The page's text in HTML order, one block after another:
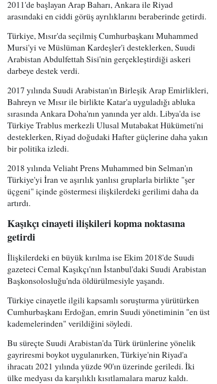
2011'de başlayan Arap Baharı, Ankara ile Riyad
arasındaki en ciddi görüş ayrılıklarını beraberinde getirdi.
Türkiye, Mısır'da seçilmiş Cumhurbaşkanı Muhammed
Mursi'yi ve Müslüman Kardeşler'i desteklerken, Suudi
Arabistan Abdulfettah Sisi'nin gerçekleştirdiği askeri
darbeye destek verdi.
2017 yılında Suudi Arabistan'ın Birleşik Arap Emirlikleri,
Bahreyn ve Mısır ile birlikte Katar'a uyguladığı abluka
sırasında Ankara Doha'nın yanında yer aldı. Libya'da ise
Türkiye Trablus merkezli Ulusal Mutabakat Hükümeti'ni
desteklerken, Riyad doğudaki Hafter güçlerine daha yakın
bir politika izledi.
2018 yılında Veliaht Prens Muhammed bin Selman'ın
Türkiye'yi İran ve aşırılık yanlısı gruplarla birlikte "şer
üçgeni" içinde göstermesi ilişkilerdeki gerilimi daha da
artırdı.
Kaşıkçı cinayeti ilişkileri kopma noktasına
getirdi
İlişkilerdeki en büyük kırılma ise Ekim 2018'de Suudi
gazeteci Cemal Kaşıkçı'nın İstanbul'daki Suudi Arabistan
Başkonsolosluğu'nda öldürülmesiyle yaşandı.
Türkiye cinayetle ilgili kapsamlı soruşturma yürütürken
Cumhurbaşkanı Erdoğan, emrin Suudi yönetiminin "en üst
kademelerinden" verildiğini söyledi.
Bu süreçte Suudi Arabistan'da Türk ürünlerine yönelik
gayriresmi boykot uygulanırken, Türkiye'nin Riyad'a
ihracatı 2021 yılında yüzde 90'ın üzerinde geriledi. İki
ülke medyası da karşılıklı kısıtlamalara maruz kaldı.